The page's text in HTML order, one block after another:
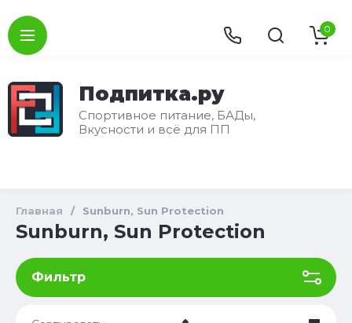
Подпитка.ру
Спортивное питание, БАДы,
Вкусности и всё для ПП
0
Главная / Sunburn, Sun Protection
Sunburn, Sun Protection
Фильтр